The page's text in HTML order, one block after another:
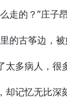
的？”庄子昂
古筝边，被
多病人，很多
记忆无比深刻